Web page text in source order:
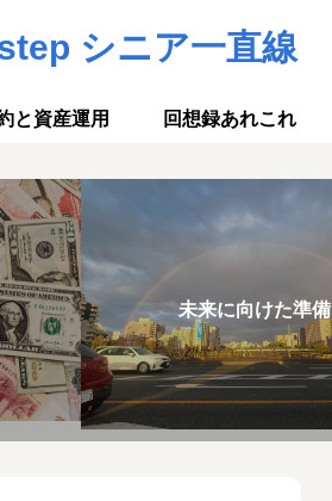
シニア一直線
と資産運用 回想録あれこれ
未来に向けた準備